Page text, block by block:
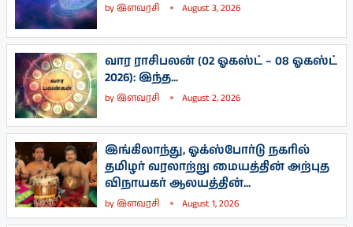
byஇளவரசி August 3, 2026
வார ராசிபலன் (02 ஓகஸ்ட் – 08 ஓகஸ்ட்
2026): இந்த...
byஇளவரசி August 2, 2026
இங்கிலாந்து, ஓக்ஸ்போர்டு நகரில்
தமிழர் வரலாற்று மையத்தின் அற்புத
விநாயகர் ஆலயத்தின்...
byஇளவரசி August 1, 2026